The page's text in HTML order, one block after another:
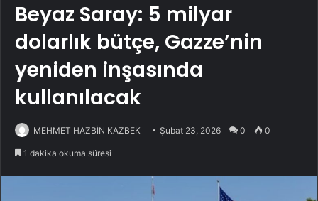
Beyaz Saray: 5 milyar
dolarlık bütçe, Gazze’nin
yeniden inşasında
kullanılacak
MEHMET HAZBİN KAZBEK Şubat 23, 2026 0 0
1 dakika okuma süresi